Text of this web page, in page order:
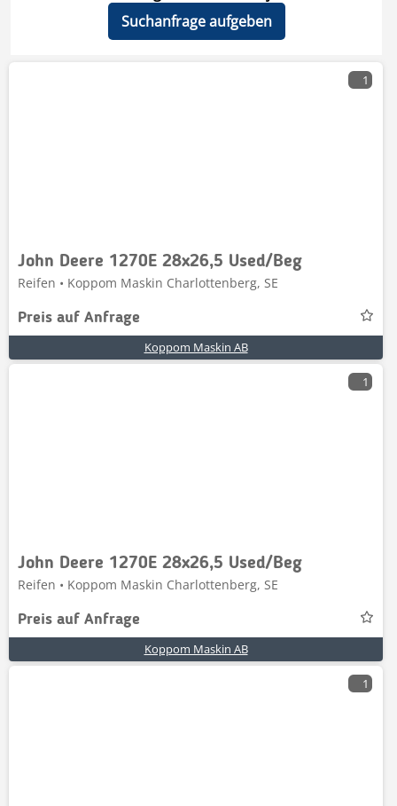
Suchanfrage aufgeben
1
John Deere 1270E 28x26,5 Used/Beg
Reifen • Koppom Maskin Charlottenberg, SE
Preis auf Anfrage
Koppom Maskin AB
1
John Deere 1270E 28x26,5 Used/Beg
Reifen • Koppom Maskin Charlottenberg, SE
Preis auf Anfrage
Koppom Maskin AB
1